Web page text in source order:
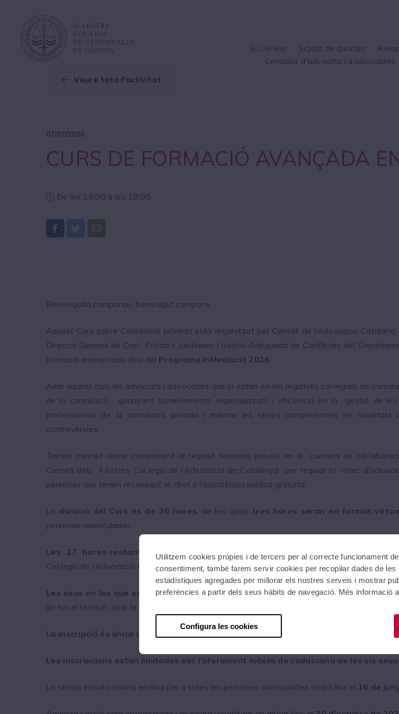
El Col·legi Jutjats de guàrdia
Cercador d'advocats i d'advocades
Veure tota l'activitat
07/07/2026
CURS DE FORMACIÓ AVANÇADA
De les 15:00 a les 18:00
Benvolguda companay, benvolgut company,
Aquest Curs sobre Conciliació privada està organitzat pel Consell de l’Advocacia
Direcció General de Dret, Entitats Jurídiques i Gestió Adequada de Conflictes del
formació emmarcada dins del Programa InMediació 2026.
Amb aquest curs els advocats i advocades que ja estan en els registres col·legials de
de la conciliació, guanyant coneixements especialitzats i eficiència en la gestió de
professionals de la conciliació privada i millorar les seves competències en
controvèrsies.
També permet donar compliment al requisit formatiu previst en el conveni de
Consell dels Il·lustres Col·legis de l’Advocacia de Catalunya per regular el marc
persones que tenen reconegut el dret a l’assistència jurídica gratuïta.
La duració del Curs és de 30 hores, de les quals tres hores seran en format
persones matriculades.
Les 27 hores restants seran presencials
i estaran distribuïdes en 9 sessions de 3
Col·legis de l’Advocacia Catalana repartits pel territori.
Les seus en les que es duran a terme les sessions presencials són Barcelona,
de tot el territori, amb la finalitat d’ acostar aquesta formació als professionals de l’advocacia
La inscripció és única i a una seu (per tema aforament no es permeten canvis de
Les inscripcions estan limitades per l’aforament màxim de cadascuna de les sis seus
La sessió inicial comuna en línia per a totes les persones matriculades tindrà lloc el 16 de
Utilitzem cookies pròpies i de tercers per al correcte funcionament
consentiment, també farem servir cookies per recopilar dades de
estadístiques agregades per millorar els nostres serveis i mostrar
preferències a partir dels seus hàbits de navegació. Més informació
Configura les cookies